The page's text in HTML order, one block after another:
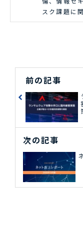
スク課題に
前の記事
次の記事